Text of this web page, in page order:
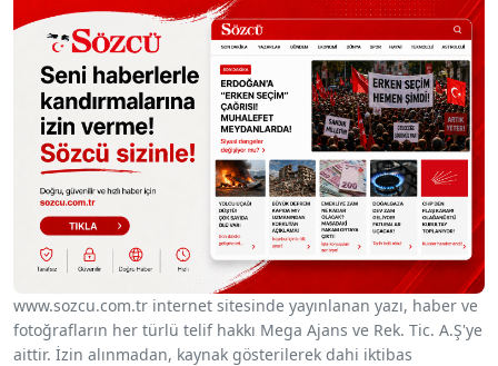
www.sozcu.com.tr internet sitesinde yayınlanan yazı, haber ve
fotoğrafların her türlü telif hakkı Mega Ajans ve Rek. Tic. A.Ş'ye
aittir. İzin alınmadan, kaynak gösterilerek dahi iktibas